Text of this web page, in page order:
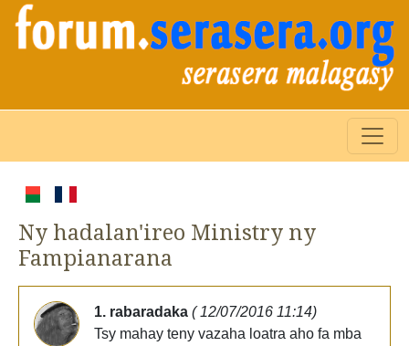
Ny hadalan'ireo Ministry ny
Fampianarana
1. rabaradaka ( 12/07/2016 11:14)
Tsy mahay teny vazaha loatra aho fa mba